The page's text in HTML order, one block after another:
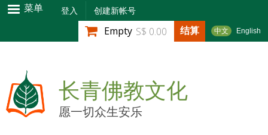
跳
转
到
内
容
菜单 登入 创建新帐号
中文 English
Empty S$ 0.00 结算
长青佛教文化
愿一切众生安乐